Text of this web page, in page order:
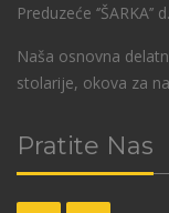
Preduzeće
Naša osnovna
stolarije, okova za
Pratite Nas